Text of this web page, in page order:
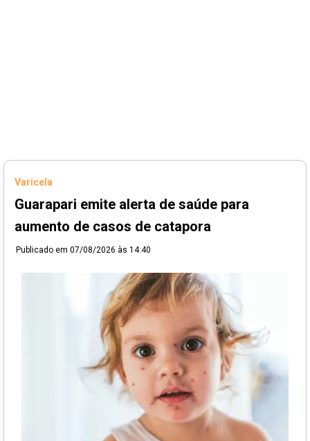
Varicela
Guarapari emite alerta de saúde para
aumento de casos de catapora
Publicado em 07/08/2026 às 14:40